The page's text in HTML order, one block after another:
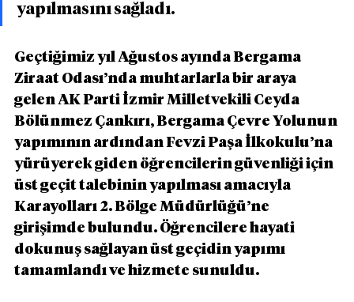
yapılmasını sağladı.
Geçtiğimiz yıl Ağustos ayında Bergama
Ziraat Odası’nda muhtarlarla bir araya
gelen AK Parti İzmir Milletvekili Ceyda
Bölünmez Çankırı, Bergama Çevre Yolunun
yapımının ardından Fevzi Paşa İlkokulu’na
yürüyerek giden öğrencilerin güvenliği için
üst geçit talebinin yapılması amacıyla
Karayolları 2. Bölge Müdürlüğü’ne
girişimde bulundu. Öğrencilere hayati
dokunuş sağlayan üst geçidin yapımı
tamamlandı ve hizmete sunuldu.